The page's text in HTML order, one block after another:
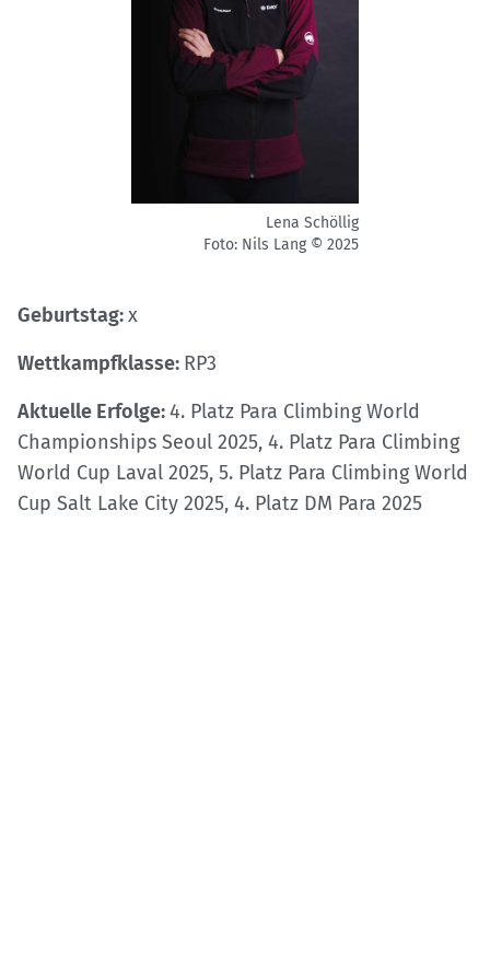
Lena Schöllig
Foto: Nils Lang © 2025
Geburtstag:x
Wettkampfklasse: RP3
Aktuelle Erfolge:4. Platz Para Climbing World
Championships Seoul 2025, 4. Platz Para Climbing
World Cup Laval 2025, 5. Platz Para Climbing World
Cup Salt Lake City 2025, 4. Platz DM Para 2025